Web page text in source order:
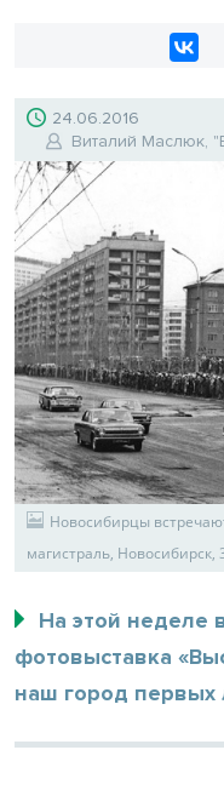
24.06.2016
Виталий Маслюк,
Новосибирцы
магистраль, Новосибирск,
На этой неделе
фотовыставка
наш город первых